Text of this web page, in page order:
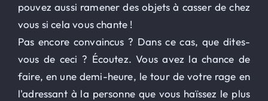
pouvez aussi ramener des objets à casser de chez
vous si cela vous chante !
Pas encore convaincus ? Dans ce cas, que dites-
vous de ceci ? Écoutez. Vous avez la chance de
faire, en une demi-heure, le tour de votre rage en
l'adressant à la personne que vous haïssez le plus